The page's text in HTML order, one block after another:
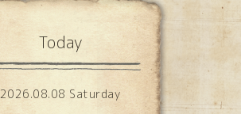
Today
2026.08.08 Saturday